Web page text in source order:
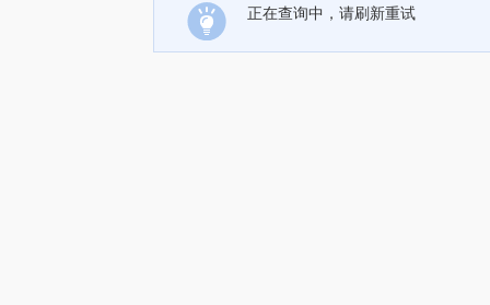
正在查询中，请刷新重试